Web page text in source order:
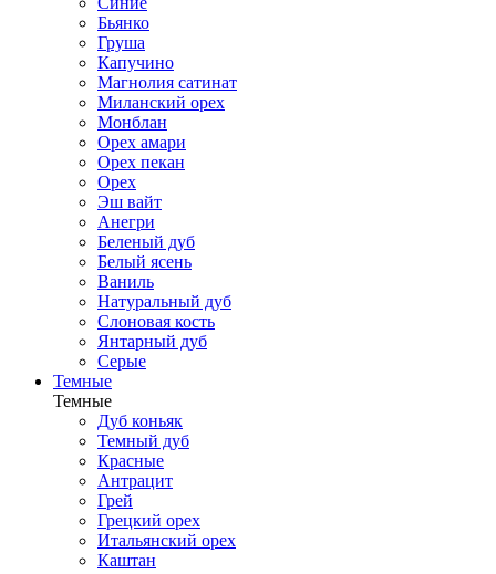
Бьянко
Груша
Капучино
Магнолия сатинат
Миланский орех
Монблан
Орех амари
Орех пекан
Орех
Эш вайт
Анегри
Беленый дуб
Белый ясень
Ваниль
Натуральный дуб
Слоновая кость
Янтарный дуб
Серые
Темные
Темные
Дуб коньяк
Темный дуб
Красные
Антрацит
Грей
Грецкий орех
Итальянский орех
Каштан